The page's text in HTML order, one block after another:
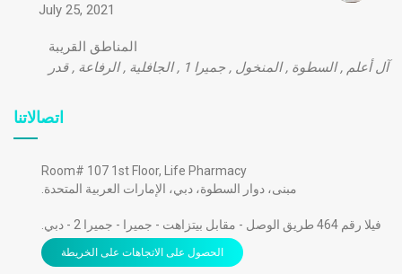
July 25, 2021
المناطق القريبة
آل أعلم ,السطوة ,المنخول , جميرا 1 ,الجافلية ,الرفاعة ,قدر
اتصالاتنا
Room# 107 1st Floor, Life Pharmacy
مبنى، دوار السطوة، دبي، الإمارات العربية المتحدة.
فيلا رقم 464 طريق الوصل - مقابل بيتزاهت - جميرا - جميرا 2 - دبي.
الحصول على الاتجاهات على الخريطة